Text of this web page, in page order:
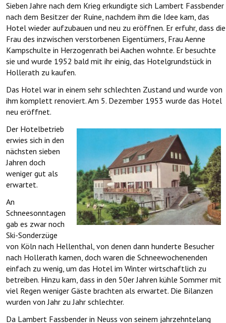
Sieben Jahre nach dem Krieg erkundigte sich Lambert Fassbender
nach dem Besitzer der Ruine, nachdem ihm die Idee kam, das
Hotel wieder aufzubauen und neu zu eröffnen. Er erfuhr, dass die
Frau des inzwischen verstorbenen Eigentümers, Frau Aenne
Kampschulte in Herzogenrath bei Aachen wohnte. Er besuchte
sie und wurde 1952 bald mit ihr einig, das Hotelgrundstück in
Hollerath zu kaufen.
Das Hotel war in einem sehr schlechten Zustand und wurde von
ihm komplett renoviert. Am 5. Dezember 1953 wurde das Hotel
neu eröffnet.
Der Hotelbetrieb
erwies sich in den
nächsten sieben
Jahren doch
weniger gut als
erwartet.
An
Schneesonntagen
gab es zwar noch
Ski-Sonderzüge
von Köln nach Hellenthal, von denen dann hunderte Besucher
nach Hollerath kamen, doch waren die Schneewochenenden
einfach zu wenig, um das Hotel im Winter wirtschaftlich zu
betreiben. Hinzu kam, dass in den 50er Jahren kühle Sommer mit
viel Regen weniger Gäste brachten als erwartet. Die Bilanzen
wurden von Jahr zu Jahr schlechter.
Da Lambert Fassbender in Neuss von seinem jahrzehntelang